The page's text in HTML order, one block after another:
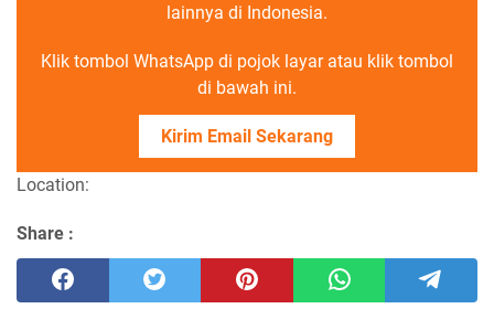
lainnya di Indonesia.
Klik tombol WhatsApp di pojok layar atau klik tombol
di bawah ini.
Kirim Email Sekarang
Location:
Share :